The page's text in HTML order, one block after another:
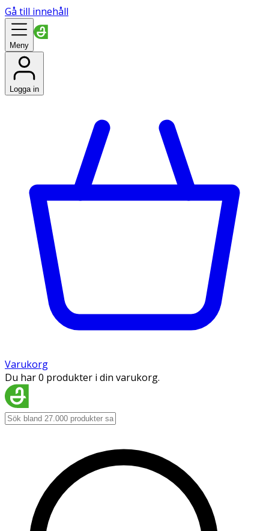
Gå till innehåll
Meny
Logga in
Varukorg
Du har 0 produkter i din varukorg.